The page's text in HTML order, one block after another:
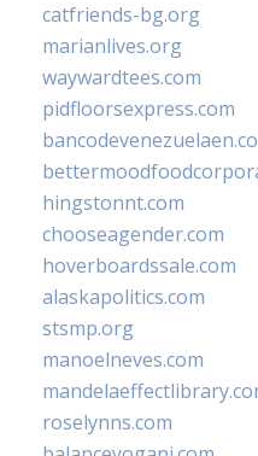
catfriends-bg.org
marianlives.org
waywardtees.com
pidfloorsexpress.com
hingstonnt.com
chooseagender.com
hoverboardssale.com
alaskapolitics.com
stsmp.org
manoelneves.com
roselynns.com